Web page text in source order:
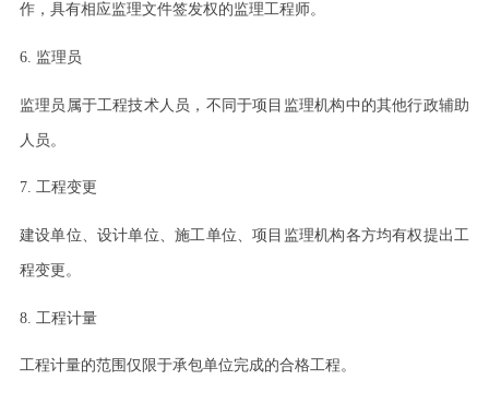
作，具有相应监理文件签发权的监理工程师。
6. 监理员
监理员属于工程技术人员，不同于项目监理机构中的其他行政辅助
人员。
7. 工程变更
建设单位、设计单位、施工单位、项目监理机构各方均有权提出工
程变更。
8. 工程计量
工程计量的范围仅限于承包单位完成的合格工程。